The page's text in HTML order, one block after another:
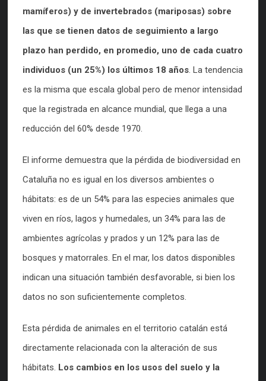
mamíferos) y de invertebrados (mariposas) sobre
las que se tienen datos de seguimiento a largo
plazo han perdido, en promedio, uno de cada cuatro
individuos (un 25%) los últimos 18 años. La tendencia
es la misma que escala global pero de menor intensidad
que la registrada en alcance mundial, que llega a una
reducción del 60% desde 1970.
El informe demuestra que la pérdida de biodiversidad en
Cataluña no es igual en los diversos ambientes o
hábitats: es de un 54% para las especies animales que
viven en ríos, lagos y humedales, un 34% para las de
ambientes agrícolas y prados y un 12% para las de
bosques y matorrales. En el mar, los datos disponibles
indican una situación también desfavorable, si bien los
datos no son suficientemente completos.
Esta pérdida de animales en el territorio catalán está
directamente relacionada con la alteración de sus
hábitats. Los cambios en los usos del suelo y la